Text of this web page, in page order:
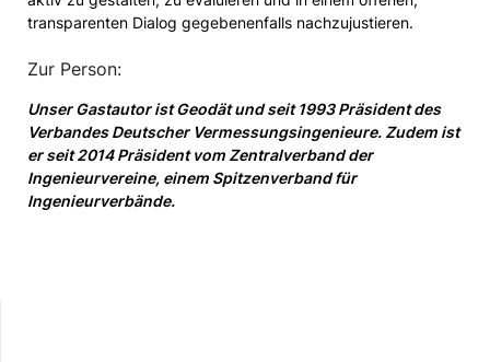
transparenten Dialog gegebenenfalls nachzujustieren.
Zur Person:
Unser Gastautor ist Geodät und seit 1993 Präsident des
Verbandes Deutscher Vermessungsingenieure. Zudem ist
er seit 2014 Präsident vom Zentralverband der
Ingenieurvereine, einem Spitzenverband für
Ingenieurverbände.